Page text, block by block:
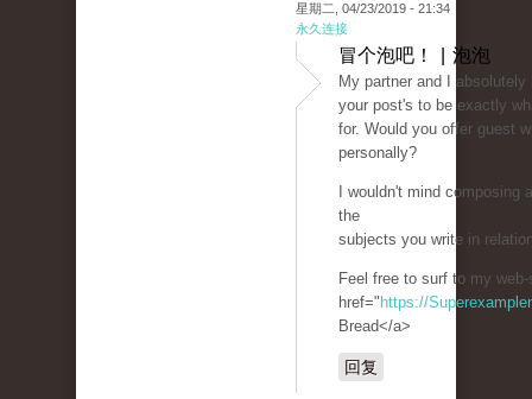
星期二, 04/23/2019 - 21:34
永久连接
冒个泡吧！ | 泡泡
My partner and I
your post's to be exactly
for. Would you offer guest
personally?
I wouldn't mind
the
subjects you write in
Feel free to surf to my
href=" https://
Bread</a>
回复